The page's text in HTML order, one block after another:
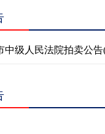
中级人民法院拍卖公告